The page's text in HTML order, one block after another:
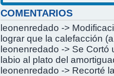
COMENTARIOS
leonenredado ->
lograr que la calefacción
leonenredado -> Se
labio al plato del
leonenredado -> Recorté